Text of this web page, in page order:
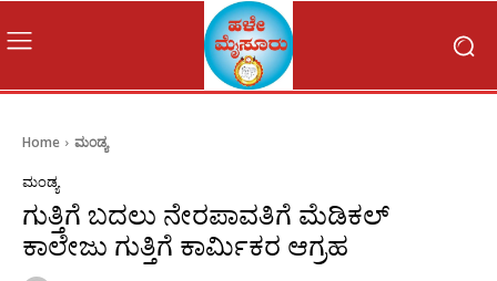
Home ಮಂಡ್ಯ
ಮಂಡ್ಯ
ಗುತ್ತಿಗೆ ಬದಲು ನೇರಪಾವತಿಗೆ ಮೆಡಿಕಲ್
ಕಾಲೇಜು ಗುತ್ತಿಗೆ ಕಾರ್ಮಿಕರ ಆಗ್ರಹ